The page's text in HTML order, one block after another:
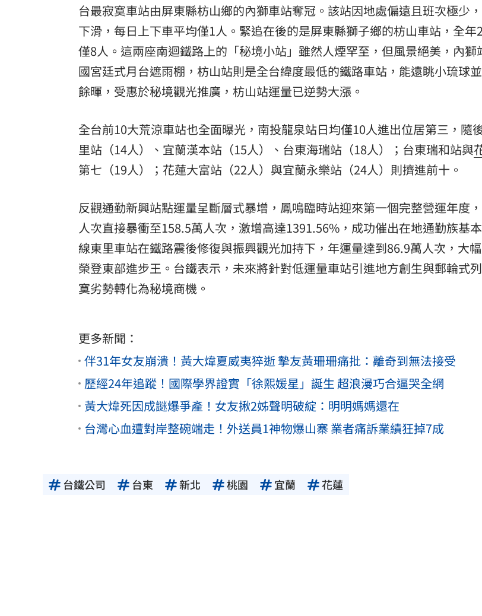
台最寂寞車站由屏東縣枋山鄉的內獅車站奪冠。該站因地處偏遠且班次極少
下滑，每日上下車平均僅1人。緊追在後的是屏東縣獅子鄉的枋山車站，全年
僅8人。這兩座南迴鐵路上的「秘境小站」雖然人煙罕至，但風景絕美，內獅
國宮廷式月台遮雨棚，枋山站則是全台緯度最低的鐵路車站，能遠眺小琉球
餘暉，受惠於秘境觀光推廣，枋山站運量已逆勢大漲。
全台前10大荒涼車站也全面曝光，南投龍泉站日均僅10人進出位居第三，隨
里站（14人）、宜蘭漢本站（15人）、台東海瑞站（18人）；台東瑞和站與
第七（19人）；花蓮大富站（22人）與宜蘭永樂站（24人）則擠進前十。
反觀通勤新興站點運量呈斷層式暴增，鳳鳴臨時站迎來第一個完整營運年度
人次直接暴衝至158.5萬人次，激增高達1391.56%，成功催出在地通勤族基
線東里車站在鐵路震後修復與振興觀光加持下，年運量達到86.9萬人次，大
榮登東部進步王。台鐵表示，未來將針對低運量車站引進地方創生與郵輪式
寞劣勢轉化為秘境商機。
更多新聞：
伴31年女友崩潰！黃大煒夏威夷猝逝 摯友黃珊珊痛批：離奇到無法接受
歷經24年追蹤！國際學界證實「徐熙媛星」誕生 超浪漫巧合逼哭全網
黃大煒死因成謎爆爭產！女友揪2姊聲明破綻：明明媽媽還在
台灣心血遭對岸整碗端走！外送員1神物爆山寨 業者痛訴業績狂掉7成
台鐵公司 台東 新北 桃園 宜蘭 花蓮